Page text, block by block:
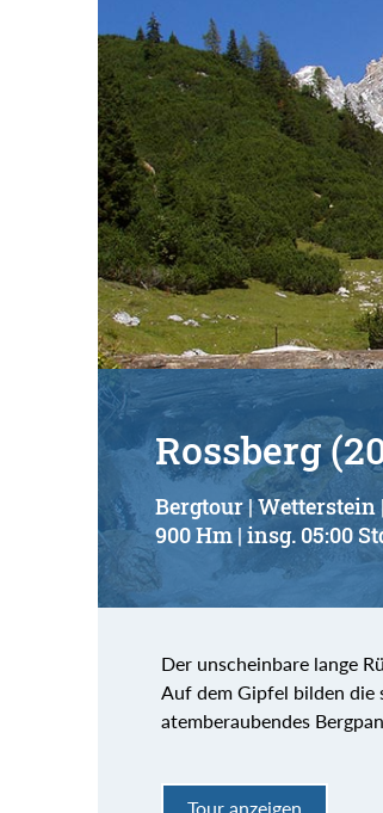
Rossberg
Bergtour | Wetterstein
900 Hm | insg. 05:00
Der unscheinbare lange
Auf dem Gipfel bilden die
atemberaubendes
Tour anzeigen